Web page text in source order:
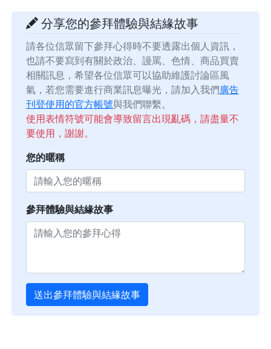
分享您的參拜體驗與結緣故事
請各位信眾留下參拜心得時不要透露出個人資訊，
也請不要寫到有關於政治、謾罵、色情、商品買賣
相關訊息，希望各位信眾可以協助維護討論區風
氣，若您需要進行商業訊息曝光，請加入我們廣告
刊登使用的官方帳號與我們聯繫。
使用表情符號可能會導致留言出現亂碼，請盡量不
要使用，謝謝。
您的暱稱
參拜體驗與結緣故事
送出參拜體驗與結緣故事